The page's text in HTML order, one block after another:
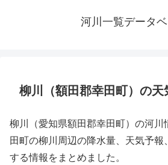
河川一覧データ
柳川（額田郡幸田町）の天
柳川（愛知県額田郡幸田町）の河川
田町の柳川周辺の降水量、天気予報
する情報をまとめました。